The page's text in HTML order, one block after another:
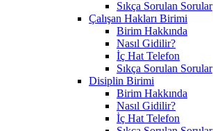
Sıkça Sorulan Sorular
Çalışan Hakları Birimi
Birim Hakkında
Nasıl Gidilir?
İç Hat Telefon
Sıkça Sorulan Sorular
Disiplin Birimi
Birim Hakkında
Nasıl Gidilir?
İç Hat Telefon